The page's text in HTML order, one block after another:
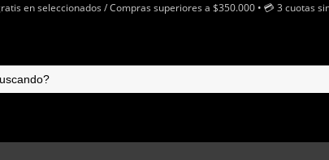
en seleccionados / Compras superiores a $350.000 • 💳 3 cuotas